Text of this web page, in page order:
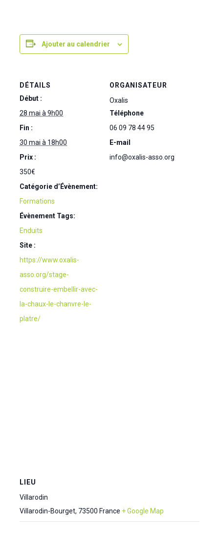
Ajouter au calendrier
DÉTAILS
Début :
28 mai à 9h00
Fin :
30 mai à 18h00
Prix :
350€
Catégorie d’Évènement:
Formations
Évènement Tags:
Enduits
Site :
https://www.oxalis-
asso.org/stage-
construire-embellir-avec-
la-chaux-le-chanvre-le-
platre/
ORGANISATEUR
Oxalis
Téléphone
06 09 78 44 95
E-mail
info@oxalis-asso.org
LIEU
Villarodin
Villarodin-Bourget, 73500 France + Google Map